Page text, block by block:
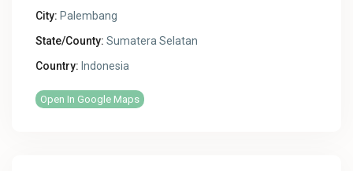
City: Palembang
State/County: Sumatera Selatan
Country: Indonesia
Open In Google Maps